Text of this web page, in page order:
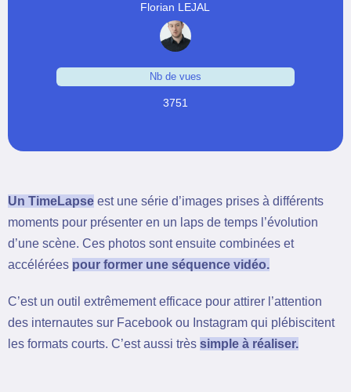
Florian LEJAL
Nb de vues
3751
Un TimeLapse est une série d’images prises à différents
moments pour présenter en un laps de temps l’évolution
d’une scène. Ces photos sont ensuite combinées et
accélérées pour former une séquence vidéo.
C’est un outil extrêmement efficace pour attirer l’attention
des internautes sur Facebook ou Instagram qui plébiscitent
les formats courts. C’est aussi très simple à réaliser.